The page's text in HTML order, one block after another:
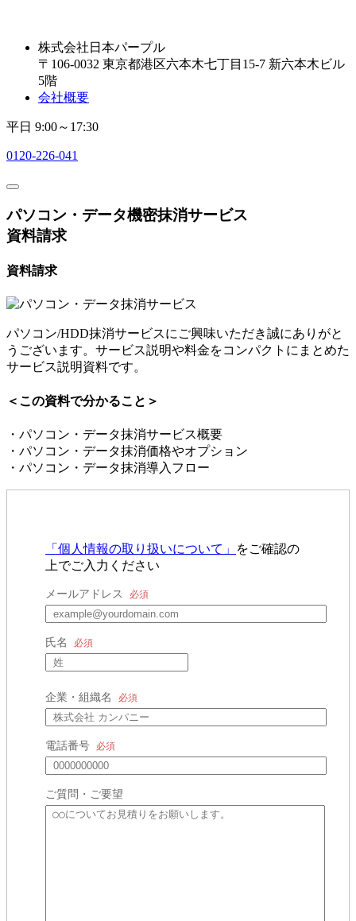
株式会社日本パープル
〒106-0032 東京都港区六本木七丁目15-7 新六本木ビル
5階
会社概要
平日 9:00～17:30
0120-226-041
パソコン・データ機密抹消サービス
資料請求
資料請求
パソコン/HDD抹消サービスにご興味いただき誠にありがと
うございます。サービス説明や料金をコンパクトにまとめた
サービス説明資料です。
＜この資料で分かること＞
・パソコン・データ抹消サービス概要
・パソコン・データ抹消価格やオプション
・パソコン・データ抹消導入フロー
「個人情報の取り扱いについて」
をご確認の
上でご入力ください
メールアドレス
氏名
企業・組織名
電話番号
ご質問・ご要望